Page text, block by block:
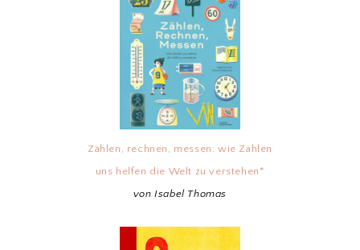
Zählen, rechnen, messen: wie Zahlen
uns helfen die Welt zu verstehen*
von Isabel Thomas